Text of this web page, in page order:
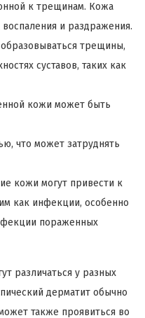
к трещинам. Кожа
и раздражения.
трещины,
суставов, таких как
кожи может быть
что может затруднять
кожи могут привести к
как инфекции, особенно
пораженных
различаться у разных
дерматит обычно
также проявиться во